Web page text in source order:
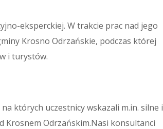
eksperckiej. W trakcie prac nad jego
Krosno Odrzańskie, podczas której
i turystów.
których uczestnicy wskazali m.in. silne i
Krosnem Odrzańskim.Nasi konsultanci